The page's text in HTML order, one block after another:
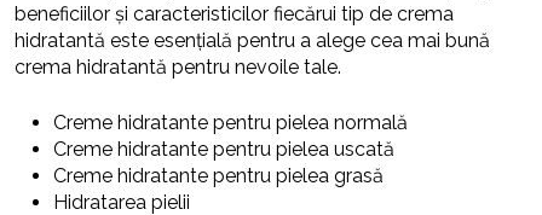
beneficiilor și caracteristicilor fiecărui tip de crema
hidratantă este esențială pentru a alege cea mai bună
crema hidratantă pentru nevoile tale.
Creme hidratante pentru pielea normală
Creme hidratante pentru pielea uscată
Creme hidratante pentru pielea grasă
Hidratarea pielii